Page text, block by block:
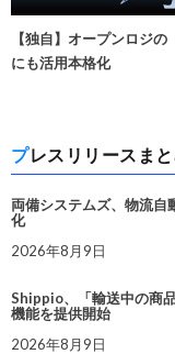
【独自】オープンロジ
にも活用本格化
プレスリリースま
両備システムズ、物流自
化
2026年8月9日
Shippio、「輸送中の商
機能を提供開始
2026年8月9日